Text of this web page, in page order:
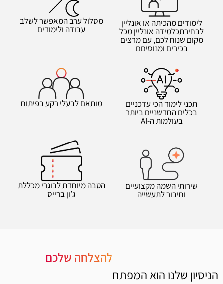
לימודים מהכיתה או אונליין
לבחירתכלמידה אונליין מכל
מקום שנוח לכם, עם מרצים
בכירים ומנוסיםם
מסלול ערב המאפשר לשלב
עבודה ולימודים
תכני לימוד הכי עדכניים
בכלים החדשניים ביותר
בעולמות ה-AI
מותאם לבעלי רקע בפיתוח
שירותי השמה מקצועיים
וחיבור לתעשייה
הטבה מיוחדת לבוגרי מכללת
ג’ון ברייס
הניסיון שלנו הוא המפתח
להצלחה שלכם